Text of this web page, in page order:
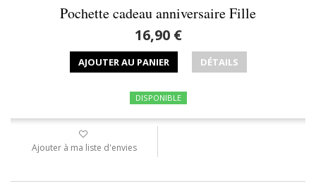
Pochette cadeau anniversaire Fille
16,90 €
AJOUTER AU PANIER DÉTAILS
DISPONIBLE
Ajouter à ma liste d'envies